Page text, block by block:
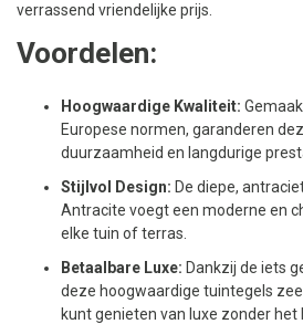
verrassend vriendelijke prijs.
Voordelen:
Hoogwaardige Kwaliteit:
Europese normen, garanderen
duurzaamheid en langdurige
Stijlvol Design: De diepe,
Antracite voegt een moderne en
elke tuin of terras.
Betaalbare Luxe: Dankzij de iets
deze hoogwaardige tuintegels
kunt genieten van luxe zonder het